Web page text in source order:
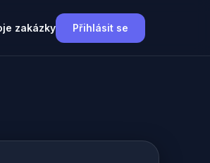
zakázky Přihlásit se